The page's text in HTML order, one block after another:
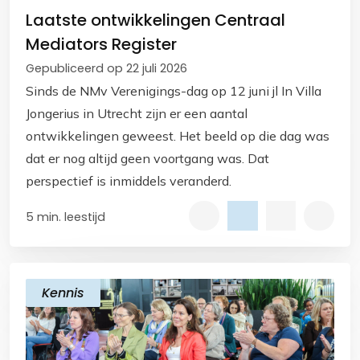
Laatste ontwikkelingen Centraal
Mediators Register
Gepubliceerd op 22 juli 2026
Sinds de NMv Verenigings-dag op 12 juni jl In Villa
Jongerius in Utrecht zijn er een aantal
ontwikkelingen geweest. Het beeld op die dag was
dat er nog altijd geen voortgang was. Dat
perspectief is inmiddels veranderd.
5 min. leestijd
Kennis